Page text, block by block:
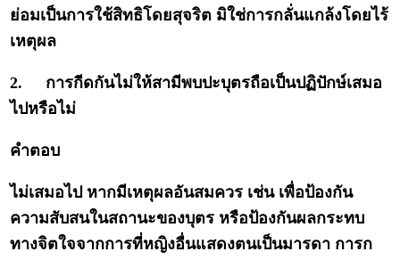
ย่อมเป็นการใช้สิทธิโดยสุจริต มิใช่การกลั่นแกล้งโดยไร้
เหตุผล
2.
การกีดกันไม่ให้สามีพบปะบุตรถือเป็นปฏิปักษ์เสมอ
ไปหรือไม่
คำตอบ
ไม่เสมอไป หากมีเหตุผลอันสมควร เช่น เพื่อป้องกัน
ความสับสนในสถานะของบุตร หรือป้องกันผลกระทบ
ทางจิตใจจากการที่หญิงอื่นแสดงตนเป็นมารดา การก